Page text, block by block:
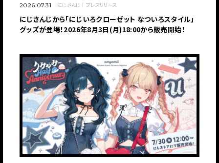
2026.07.31 にじさんじ プレスリリース
にじさんじから「にじいろクローゼット なついろスタイル」
グッズが登場！2026年8月3日(月)18:00から販売開始！